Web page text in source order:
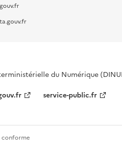
du Numérique
service-public.fr
conforme